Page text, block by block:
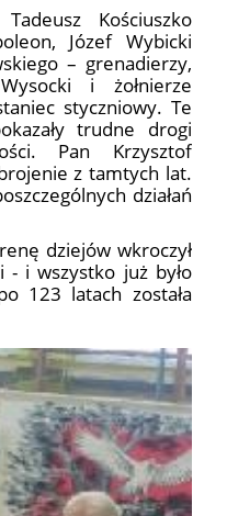
Kościuszko
Józef Wybicki
– grenadierzy,
i żołnierze
styczniowy. Te
trudne drogi
Pan Krzysztof
z tamtych lat.
działań
dziejów wkroczył
- i wszystko już było
123 latach została